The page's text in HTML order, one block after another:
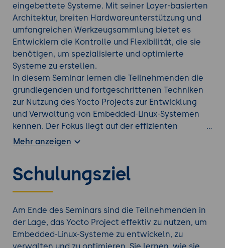
eingebettete Systeme. Mit seiner Layer-basierten
Architektur, breiten Hardwareunterstützung und
umfangreichen Werkzeugsammlung bietet es
Entwicklern die Kontrolle und Flexibilität, die sie
benötigen, um spezialisierte und optimierte
Systeme zu erstellen.
In diesem Seminar lernen die Teilnehmenden die
grundlegenden und fortgeschrittenen Techniken
zur Nutzung des Yocto Projects zur Entwicklung
und Verwaltung von Embedded-Linux-Systemen
kennen. Der Fokus liegt auf der effizienten
Einrichtung, Überwachung und Optimierung von
machen und durch praxisorientierte Übungen die
erlernten Konzepte anwenden.
Finden Sie die richtigeLinux Weiterbildungaus
unserem Portfolio.
Mehr anzeigen
Schulungsziel
Am Ende des Seminars sind die Teilnehmenden in
der Lage, das Yocto Project effektiv zu nutzen, um
Embedded-Linux-Systeme zu entwickeln, zu